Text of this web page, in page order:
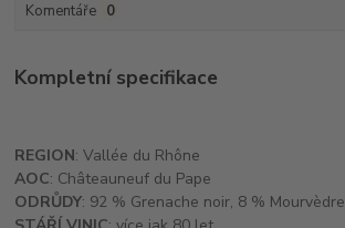
Komentáře 0
Kompletní specifikace
REGION: Vallée du Rhône
AOC: Châteauneuf du Pape
ODRŮDY: 92 % Grenache noir, 8 % Mourvèdre